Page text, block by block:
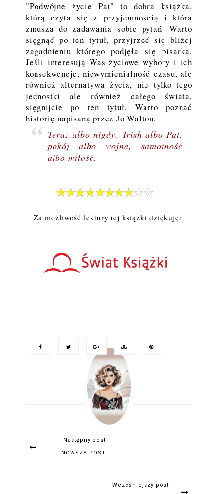
"Podwójne życie Pat" to dobra książka,
którą czyta się z przyjemnością i która
zmusza do zadawania sobie pytań. Warto
sięgnąć po ten tytuł, przyjrzeć się bliżej
zagadnieniu którego podjęła się pisarka.
Jeśli interesują Was życiowe wybory i ich
konsekwencje, niewymienialność czasu, ale
również alternatywa życia, nie tylko tego
jednostki ale również całego świata,
sięgnijcie po ten tytuł. Warto poznać
historię napisaną przez Jo Walton.
Teraz albo nigdy, Trish albo Pat,
pokój albo wojna, samotność
albo miłość.
Za możliwość lektury tej książki dziękuję:
Następny post
NOWSZY POST
Wcześniejszy post